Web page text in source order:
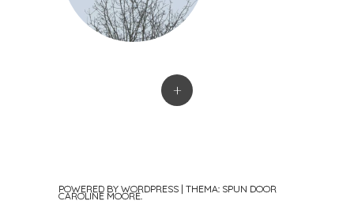
+
POWERED BY WORDPRESS | THEMA: SPUN DOOR
CAROLINE MOORE